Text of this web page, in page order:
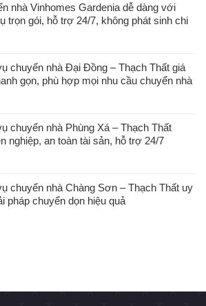
nhà Vinhomes Gardenia dễ dàng với
trọn gói, hỗ trợ 24/7, không phát sinh chi
chuyển nhà Đại Đồng – Thạch Thất giá
gọn, phù hợp mọi nhu cầu chuyển nhà
chuyển nhà Phùng Xá – Thạch Thất
nghiệp, an toàn tài sản, hỗ trợ 24/7
chuyển nhà Chàng Sơn – Thạch Thất uy
pháp chuyển dọn hiệu quả